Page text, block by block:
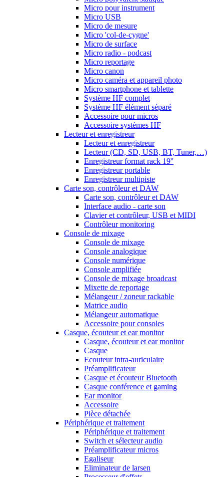
Micro pour instrument
Micro USB
Micro de mesure
Micro 'col-de-cygne'
Micro de surface
Micro radio - podcast
Micro reportage
Micro canon
Micro caméra et appareil photo
Micro smartphone et tablette
Système HF complet
Système HF élément séparé
Accessoire pour micros
Accessoire systèmes HF
Lecteur et enregistreur
Lecteur et enregistreur
Lecteur (CD, SD, USB, BT, Tuner,…)
Enregistreur format rack 19''
Enregistreur portable
Enregistreur multipiste
Carte son, contrôleur et DAW
Carte son, contrôleur et DAW
Interface audio - carte son
Clavier et contrôleur, USB et MIDI
Contrôleur monitoring
Console de mixage
Console de mixage
Console analogique
Console numérique
Console amplifiée
Console de mixage broadcast
Mixette de reportage
Mélangeur / zoneur rackable
Matrice audio
Mélangeur automatique
Accessoire pour consoles
Casque, écouteur et ear monitor
Casque, écouteur et ear monitor
Casque
Ecouteur intra-auriculaire
Préamplificateur
Casque et écouteur Bluetooth
Casque conférence et gaming
Ear monitor
Accessoire
Pièce détachée
Périphérique et traitement
Périphérique et traitement
Switch et sélecteur audio
Préamplificateur micros
Egaliseur
Eliminateur de larsen